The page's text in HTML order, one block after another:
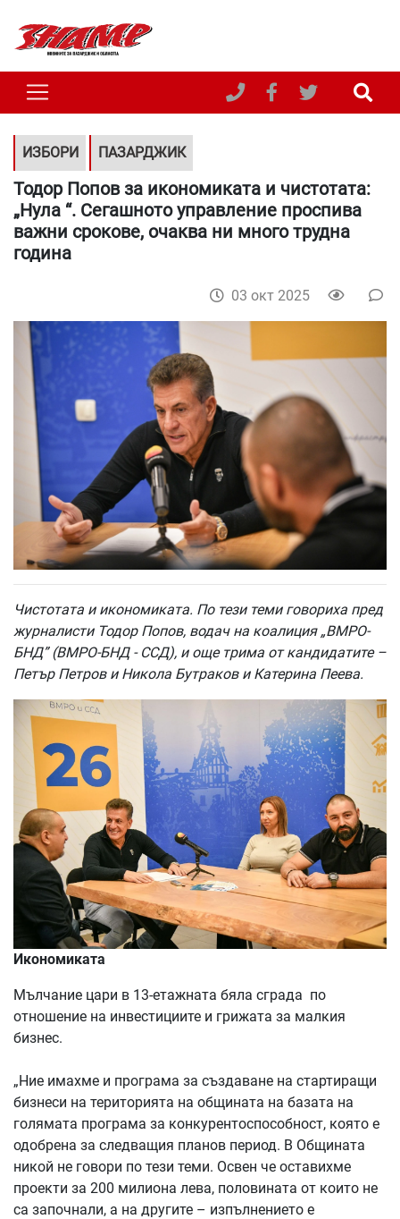
ИЗБОРИ ПАЗАРДЖИК
Тодор Попов за икономиката и чистотата:
„Нула “. Сегашното управление проспива
важни срокове, очаква ни много трудна
година
03 окт 2025
Чистотата и икономиката. По тези теми говориха пред
журналисти Тодор Попов, водач на коалиция „ВМРО-
БНД” (ВМРО-БНД - ССД), и още трима от кандидатите –
Петър Петров и Никола Бутраков и Катерина Пеева.
Икономиката
Мълчание цари в 13-етажната бяла сграда по
отношение на инвестициите и грижата за малкия
бизнес.
„Ние имахме и програма за създаване на стартиращи
бизнеси на територията на общината на базата на
голямата програма за конкурентоспособност, която е
одобрена за следващия планов период. В Общината
никой не говори по тези теми. Освен че оставихме
проекти за 200 милиона лева, половината от които не
са започнали, а на другите – изпълнението е